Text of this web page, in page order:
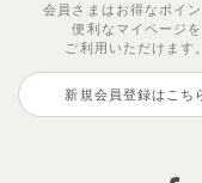
会員さまはお得なポイ
便利な マイページを
ご利用いただけます。
新規会員登録はこち